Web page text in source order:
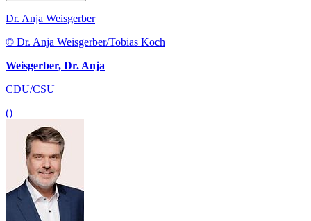
Dr. Anja Weisgerber
© Dr. Anja Weisgerber/Tobias Koch
Weisgerber, Dr. Anja
CDU/CSU
()